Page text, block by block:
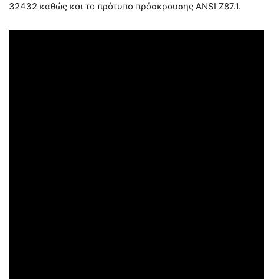
32432 καθώς και το πρότυπο πρόσκρουσης ANSI Z87.1.